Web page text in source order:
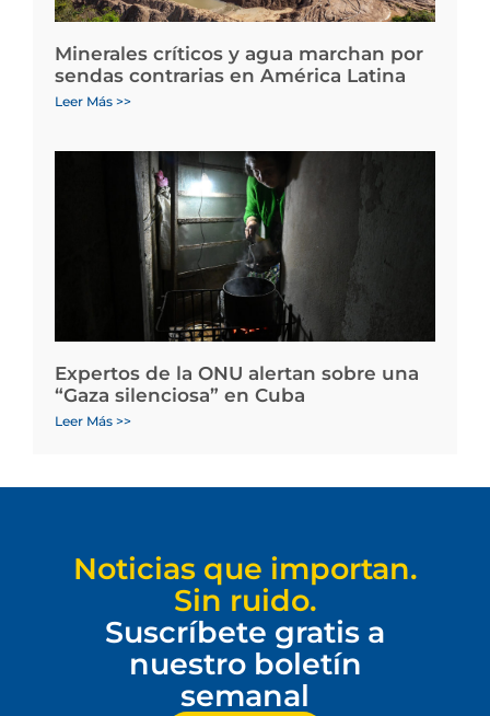
Minerales críticos y agua marchan por
sendas contrarias en América Latina
Leer Más >>
Expertos de la ONU alertan sobre una
“Gaza silenciosa” en Cuba
Leer Más >>
Noticias que importan.
Sin ruido.
Suscríbete gratis a
nuestro boletín
semanal